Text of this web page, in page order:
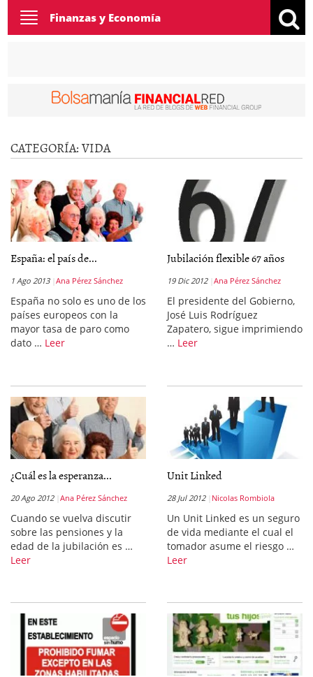
Toggle
navigation
Finanzas y Economía
CATEGORÍA:VIDA
España: el país de...
1 Ago 2013 Ana Pérez Sánchez
España no solo es uno de los
países europeos con la
mayor tasa de paro como
dato … Leer
Jubilación flexible 67 años
19 Dic 2012 Ana Pérez Sánchez
El presidente del Gobierno,
José Luis Rodríguez
Zapatero, sigue imprimiendo
… Leer
¿Cuál es la esperanza...
20 Ago 2012 Ana Pérez Sánchez
Cuando se vuelva discutir
sobre las pensiones y la
edad de la jubilación es …
Leer
Unit Linked
28 Jul 2012 Nicolas Rombiola
Un Unit Linked es un seguro
de vida mediante el cual el
tomador asume el riesgo …
Leer